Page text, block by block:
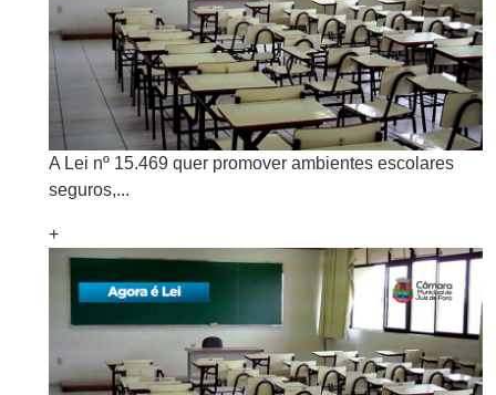
A Lei nº 15.469 quer promover ambientes escolares
seguros,...
+